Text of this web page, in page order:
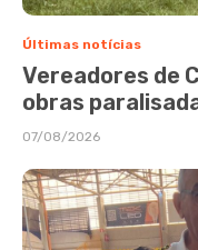
Últimas notícias
Vereadores de
obras
07/08/2026